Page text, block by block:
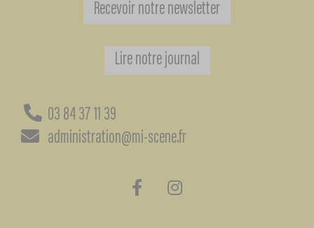
Recevoir notre newsletter
Lire notre journal
03 84 37 11 39
administration@mi-scene.fr